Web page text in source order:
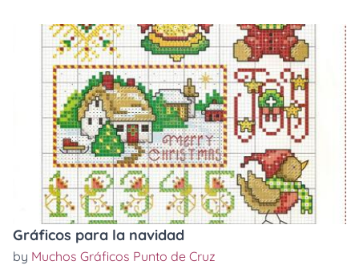
Gráficos para la navidad
by Muchos Gráficos Punto de Cruz